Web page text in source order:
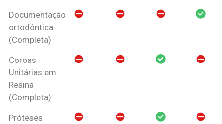
Documentação
ortodôntica
(Completa)
Coroas
Unitárias em
Resina
(Completa)
Próteses